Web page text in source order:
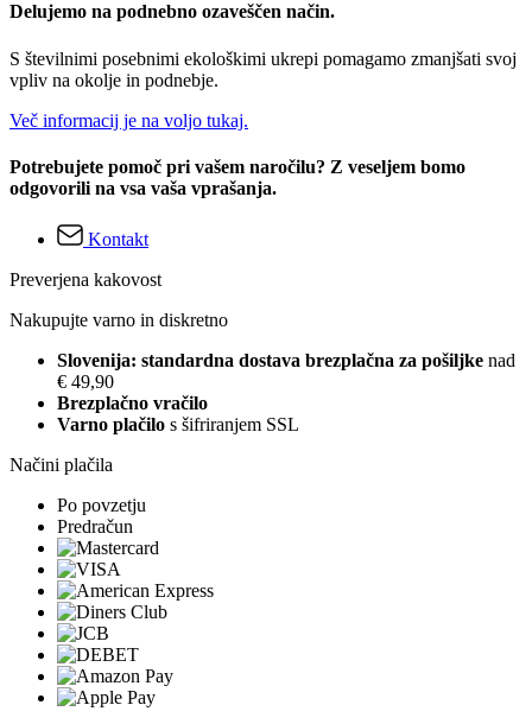
Delujemo na podnebno ozaveščen način.
S številnimi posebnimi ekološkimi ukrepi pomagamo zmanjšati svoj
vpliv na okolje in podnebje.
Več informacij je na voljo tukaj.
Potrebujete pomoč pri vašem naročilu? Z veseljem bomo
odgovorili na vsa vaša vprašanja.
Kontakt
Preverjena kakovost
Nakupujte varno in diskretno
Slovenija: standardna dostava brezplačna za pošiljke nad
€ 49,90
Brezplačno vračilo
Varno plačilo s šifriranjem SSL
Načini plačila
Po povzetju
Predračun